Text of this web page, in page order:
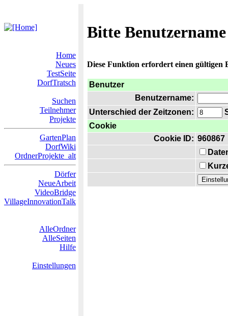
Bitte
Home
Neues
TestSeite
DorfTratsch
Suchen
Teilnehmer
Projekte
GartenPlan
DorfWiki
OrdnerProjekte_alt
Dörfer
NeueArbeit
VideoBridge
VillageInnovationTalk
AlleOrdner
AlleSeiten
Hilfe
Einstellungen
Diese Funktion erfordert einen gültigen
Benutzer
Benutzername:
Unterschied der Zeitzonen:
Cookie
Cookie ID: 960867